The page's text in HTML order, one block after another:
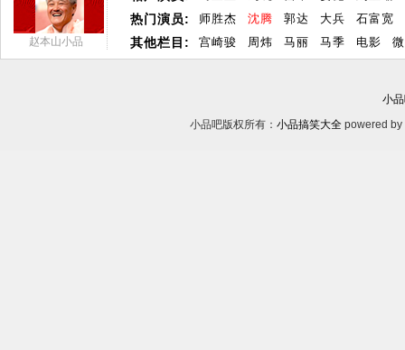
赵本山小品
热门演员:
其他栏目:
师胜杰
沈腾 郭达 大兵
石富宽
宫崎骏
周炜 马丽 马季 电影
小
小品吧版权所有： 小品搞笑大全 powered by